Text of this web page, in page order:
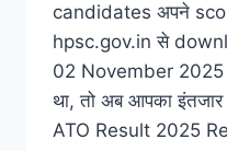
candidates अपने
hpsc.gov.in से
02 November 2025
था, तो अब आपका
ATO Result 2025